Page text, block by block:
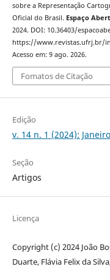
sobre a Representação
Oficial do Brasil. Espaço
2024. DOI: 10.36403/
https://www.revistas.ufrj.br/
Acesso em: 9 ago. 2026.
Fomatos de Citação
Edição
v. 14 n. 1 (2024):
Seção
Artigos
Licença
Copyright (c) 2024 João
Duarte, Flávia Felix da